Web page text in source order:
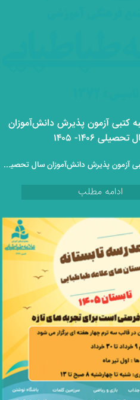
کتبی آزمون پذیرش دانش‌آموزان
تحصیلی ۱۴۰۶- ۱۴۰۵
جزئیات مصاحبه کتبی آزمون پذیرش دانش‌آموزان سال تحصیلی ۱۴۰۶- ۱۴۰۵
ادامه مطلب